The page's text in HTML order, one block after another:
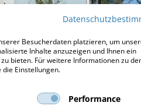
Besucherdaten platzieren, um
Inhalte anzuzeigen und Ihnen ein
bieten. Für weitere Informationen zu
die Einstellungen.
Performance